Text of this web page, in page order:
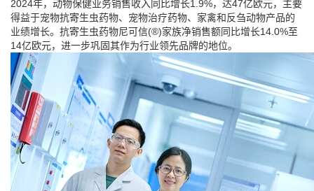
2024年，动物保健业务销售收入同比增长1.9%，达47亿欧元，主要
得益于宠物抗寄生虫药物、宠物治疗药物、家禽和反刍动物产品的
业绩增长。抗寄生虫药物尼可信(®)家族净销售额同比增长14.0%至
14亿欧元，进一步巩固其作为行业领先品牌的地位。